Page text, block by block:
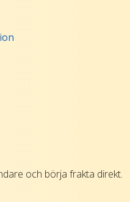
och börja frakta direkt.